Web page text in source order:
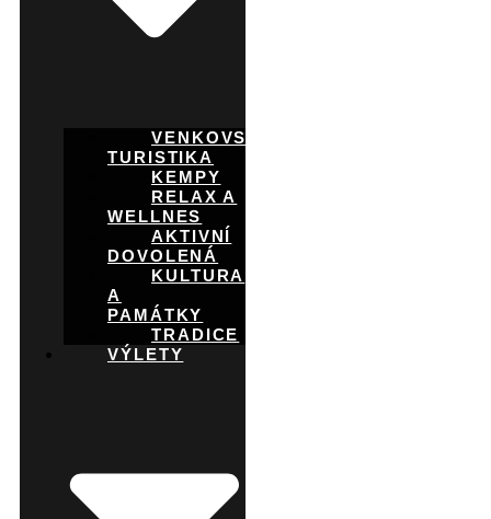
VENKOVSKÁ
TURISTIKA
KEMPY
RELAX A
WELLNES
AKTIVNÍ
DOVOLENÁ
KULTURA
A
PAMÁTKY
TRADICE
VÝLETY